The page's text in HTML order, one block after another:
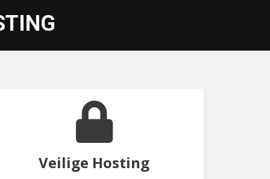
Betrouwbare Support